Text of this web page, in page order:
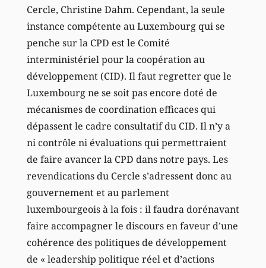
Cercle, Christine Dahm. Cependant, la seule
instance compétente au Luxembourg qui se
penche sur la CPD est le Comité
interministériel pour la coopération au
développement (CID). Il faut regretter que le
Luxembourg ne se soit pas encore doté de
mécanismes de coordination efficaces qui
dépassent le cadre consultatif du CID. Il n’y a
ni contrôle ni évaluations qui permettraient
de faire avancer la CPD dans notre pays. Les
revendications du Cercle s’adressent donc au
gouvernement et au parlement
luxembourgeois à la fois : il faudra dorénavant
faire accompagner le discours en faveur d’une
cohérence des politiques de développement
de « leadership politique réel et d’actions